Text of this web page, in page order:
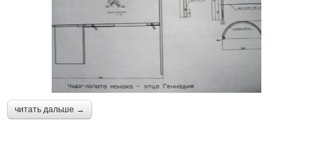
читать дальше →